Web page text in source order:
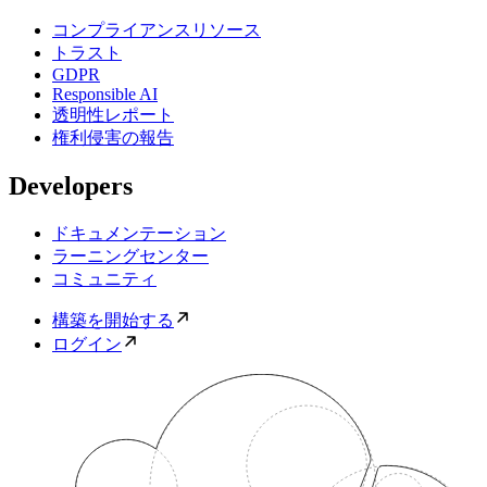
コンプライアンスリソース
トラスト
GDPR
Responsible AI
透明性レポート
権利侵害の報告
Developers
ドキュメンテーション
ラーニングセンター
コミュニティ
構築を開始する
ログイン